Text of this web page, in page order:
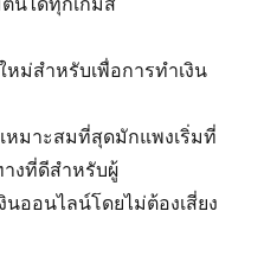
ม่สำหรับเพื่อการทำเงิน
หมาะสมที่สุดมักแพงเริ่มที่
างที่ดีสำหรับผู้
ออนไลน์โดยไม่ต้องเสี่ยง